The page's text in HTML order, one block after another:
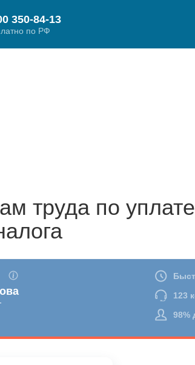
труда по уплате